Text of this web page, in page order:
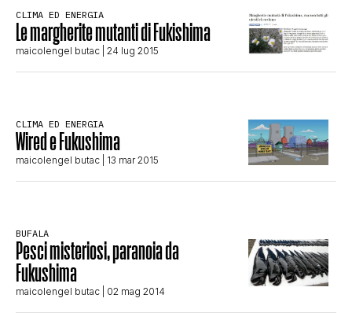
CHI SIAMO
CLIMA ED ENERGIA
Le margherite mutanti di Fukishima
maicolengel butac | 24 lug 2015
CLIMA ED ENERGIA
Wired e Fukushima
maicolengel butac | 13 mar 2015
BUFALA
Pesci misteriosi, paranoia da
Fukushima
maicolengel butac | 02 mag 2014